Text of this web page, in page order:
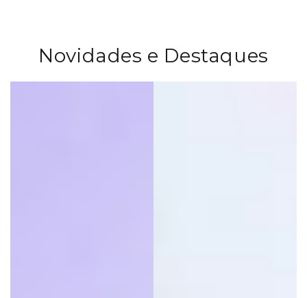
Novidades e Destaques